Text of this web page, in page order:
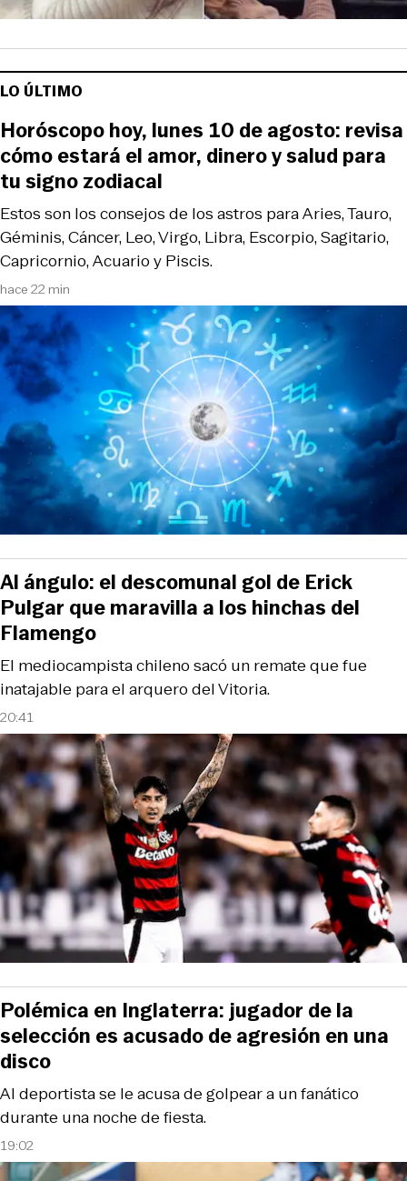
LO ÚLTIMO
hace 22 min
Estos son los consejos de los astros para Aries, Tauro,
Géminis, Cáncer, Leo, Virgo, Libra, Escorpio, Sagitario,
Capricornio, Acuario y Piscis.
Horóscopo hoy, lunes 10 de agosto: revisa
cómo estará el amor, dinero y salud para
tu signo zodiacal
20:41
El mediocampista chileno sacó un remate que fue
inatajable para el arquero del Vitoria.
Al ángulo: el descomunal gol de Erick
Pulgar que maravilla a los hinchas del
Flamengo
19:02
Al deportista se le acusa de golpear a un fanático
durante una noche de fiesta.
Polémica en Inglaterra: jugador de la
selección es acusado de agresión en una
disco